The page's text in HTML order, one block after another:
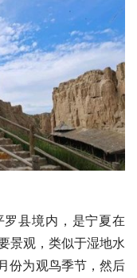
县境内，是宁夏在
景观，类似于湿地水
份为观鸟季节，然后